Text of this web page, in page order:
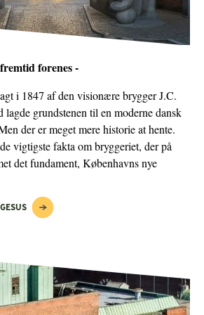
forenes -
i 1847 af den visionære brygger J.C.
lagde grundstenen til en moderne dansk
der er meget mere historie at hente.
vigtigste fakta om bryggeriet, der på
det fundament, Københavns nye